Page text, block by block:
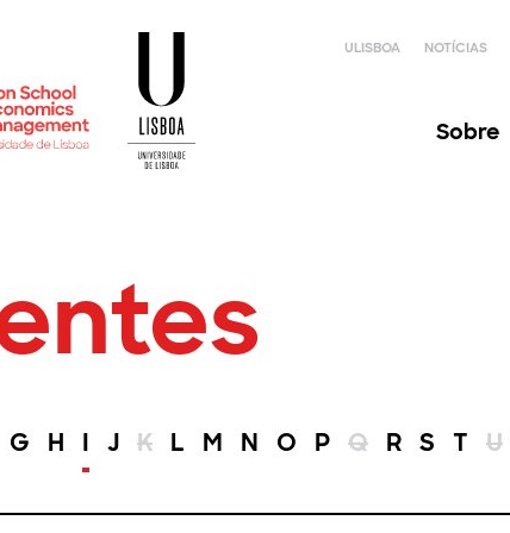
ULISBOA NOTÍCIAS
Sobre
G H I J K L M N O P Q R S T U